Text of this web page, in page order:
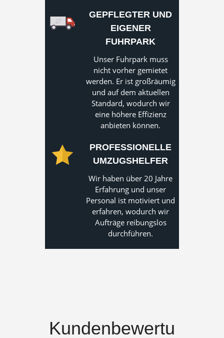
GEPFLEGTER UND
EIGENER
FUHRPARK
Unser Fuhrpark muss
nicht vorher gemietet
werden. Er ist großräumig
und auf dem aktuellen
Standard, wodurch wir
eine höhere Effizienz
anbieten können.
PROFESSIONELLE
UMZUGSHELFER
Wir haben über 20 Jahre
Erfahrung und unser
Personal ist motiviert und
erfahren, wodurch wir
Aufträge reibungslos
durchführen.
Kundenbewertu